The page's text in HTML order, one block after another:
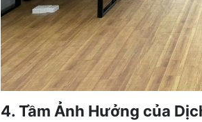
4. Tầm Ảnh Hưởng của